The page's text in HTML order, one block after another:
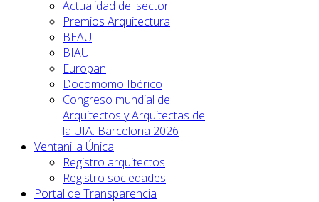
Actualidad del sector
Premios Arquitectura
BEAU
BIAU
Europan
Docomomo Ibérico
Congreso mundial de
Arquitectos y Arquitectas de
la UIA. Barcelona 2026
Ventanilla Única
Registro arquitectos
Registro sociedades
Portal de Transparencia